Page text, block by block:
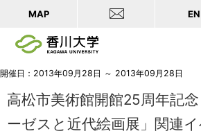
MAP EN
開催日：2013年09月28日 ～ 2013年09月28日
高松市美術館開館25周年記
ーゼスと近代絵画展」関連